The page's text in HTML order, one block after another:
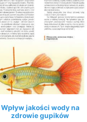
Wpływ jakości wody na
zdrowie gupików